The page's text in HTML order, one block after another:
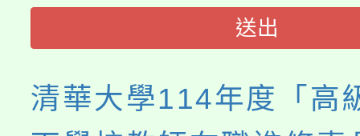
送出
清華大學114年度「高